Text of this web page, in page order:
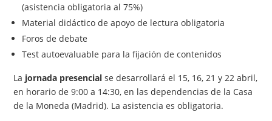
(asistencia obligatoria al 75%)
Material didáctico de apoyo de lectura obligatoria
Foros de debate
Test autoevaluable para la fijación de contenidos
La jornada presencialse desarrollará el 15, 16, 21 y 22 abril,
en horario de 9:00 a 14:30, en las dependencias de la Casa
de la Moneda (Madrid). La asistencia es obligatoria.